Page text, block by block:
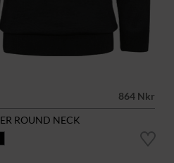
864 Nkr
ROUND NECK